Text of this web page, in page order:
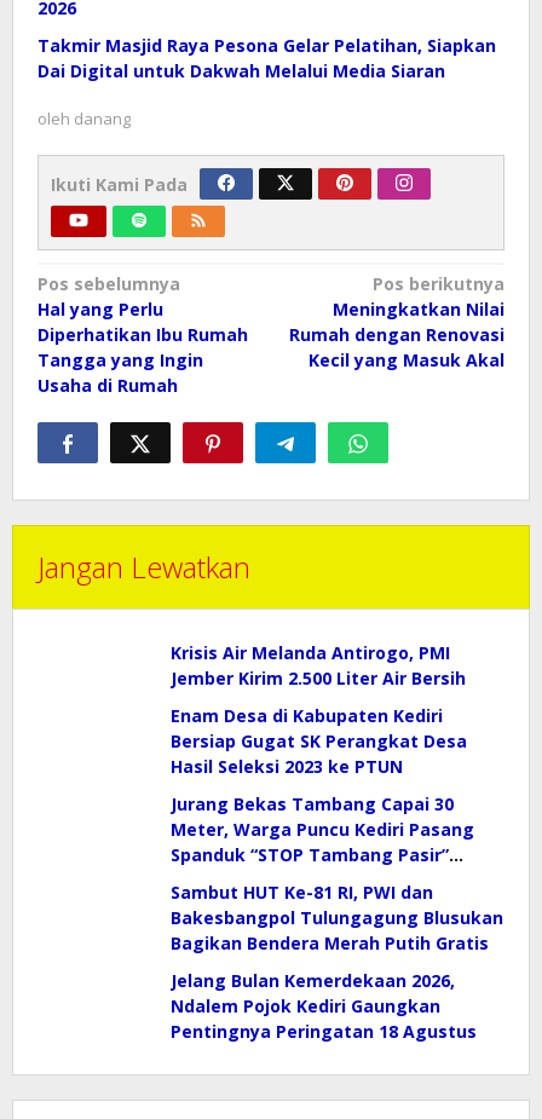
2026
Takmir Masjid Raya Pesona Gelar Pelatihan, Siapkan
Dai Digital untuk Dakwah Melalui Media Siaran
oleh danang
Ikuti Kami Pada
Navigasi
pos
Pos sebelumnya
Hal yang Perlu
Diperhatikan Ibu Rumah
Tangga yang Ingin
Usaha di Rumah
Pos berikutnya
Meningkatkan Nilai
Rumah dengan Renovasi
Kecil yang Masuk Akal
Jangan Lewatkan
Krisis Air Melanda Antirogo, PMI
Jember Kirim 2.500 Liter Air Bersih
Enam Desa di Kabupaten Kediri
Bersiap Gugat SK Perangkat Desa
Hasil Seleksi 2023 ke PTUN
Jurang Bekas Tambang Capai 30
Meter, Warga Puncu Kediri Pasang
Spanduk “STOP Tambang Pasir”
Selamatkan Mata Air
Sambut HUT Ke-81 RI, PWI dan
Bakesbangpol Tulungagung Blusukan
Bagikan Bendera Merah Putih Gratis
Jelang Bulan Kemerdekaan 2026,
Ndalem Pojok Kediri Gaungkan
Pentingnya Peringatan 18 Agustus